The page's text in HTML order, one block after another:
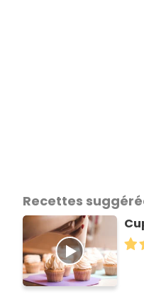
Recettes